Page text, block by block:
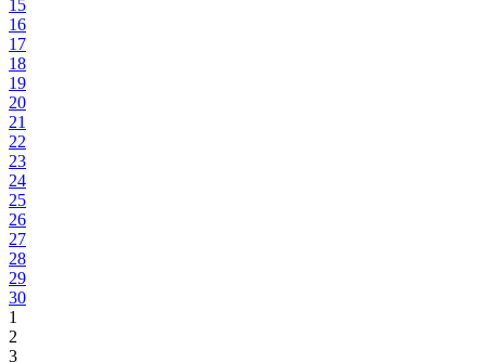
15
16
17
18
19
20
21
22
23
24
25
26
27
28
29
30
1
2
3